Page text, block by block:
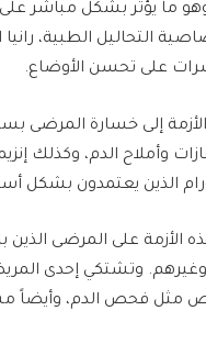
ما يؤثر بشكل مباشر
التحاليل الطبية،
على تحسن الأوضاع.
إلى خسارة المرضى
وأملاح الدم، وكذلك
الذين يعتمدون بشكل
الأزمة على المرضى
وتشتكي إحدى
مثل فحص الدم، وأيضاً